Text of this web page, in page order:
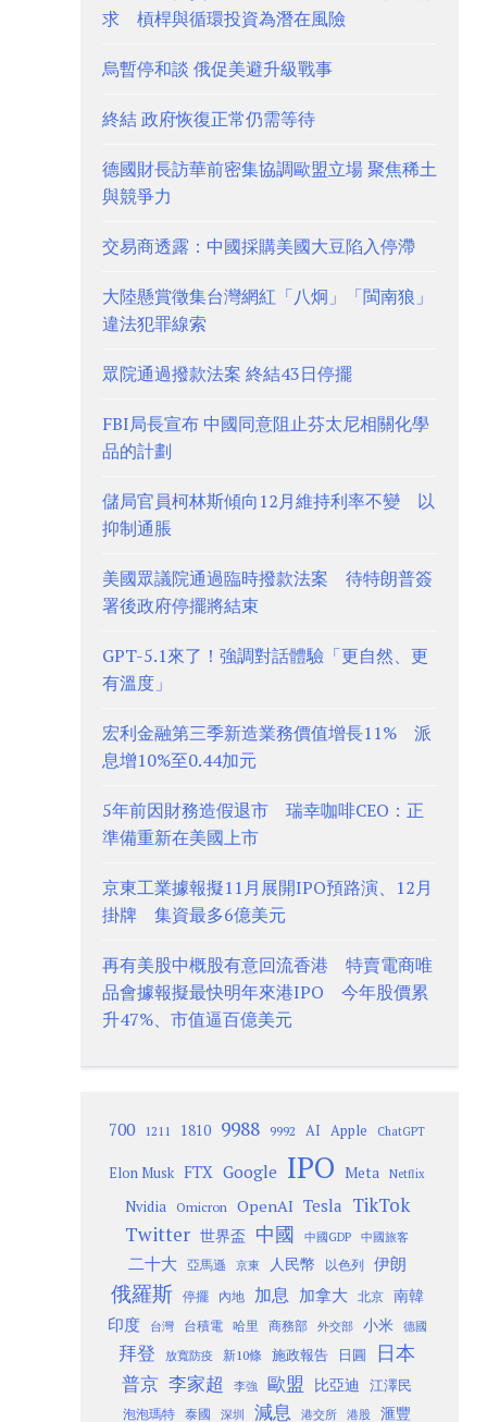
求 槓桿與循環投資為潛在風險
烏暫停和談 俄促美避升級戰事
終結 政府恢復正常仍需等待
德國財長訪華前密集協調歐盟立場 聚焦稀土
與競爭力
交易商透露：中國採購美國大豆陷入停滯
大陸懸賞徵集台灣網紅「八炯」「閩南狼」
違法犯罪線索
眾院通過撥款法案 終結43日停擺
FBI局長宣布 中國同意阻止芬太尼相關化學
品的計劃
儲局官員柯林斯傾向12月維持利率不變 以
抑制通脹
美國眾議院通過臨時撥款法案 待特朗普簽
署後政府停擺將結束
GPT-5.1來了！強調對話體驗「更自然、更
有溫度」
宏利金融第三季新造業務價值增長11% 派
息增10%至0.44加元
5年前因財務造假退市 瑞幸咖啡CEO：正
準備重新在美國上市
京東工業據報擬11月展開IPO預路演、12月
掛牌 集資最多6億美元
再有美股中概股有意回流香港 特賣電商唯
品會據報擬最快明年來港IPO 今年股價累
升47%、市值逼百億美元
700 1211 1810 9988 9992 AI Apple ChatGPT
Elon Musk FTX Google IPO Meta Netflix
Nvidia Omicron OpenAI Tesla TikTok
Twitter 世界盃 中國 中國GDP 中國旅客
二十大 亞馬遜 京東 人民幣 以色列 伊朗
俄羅斯 停擺 內地 加息 加拿大 北京
南韓
印度
台灣 台積電 哈里 商務部 外交部 小米 德國
拜登 放寬防疫 新10條 施政報告 日圓 日本
普京 李家超 李強 歐盟 比亞迪 江澤民
泡泡瑪特 泰國 深圳 減息 港交所 港股 滙豐